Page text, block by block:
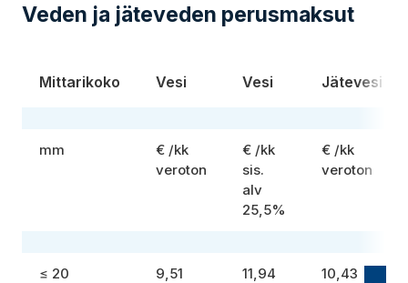
Veden ja jäteveden perusmaksut
Mittarikoko Vesi Vesi Jätevesi
mm
€ /kk
veroton
€ /kk
sis.
alv
25,5%
€ /kk
veroton
≤ 20 9,51 11,94 10,43